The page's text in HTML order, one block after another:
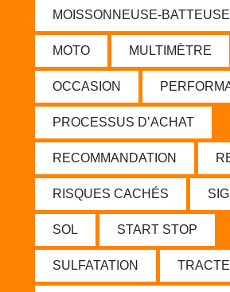
MOISSONNEUSE-BATTEUSE
MOTO MULTIMÈTRE
OCCASION
PROCESSUS D’ACHAT
RECOMMANDATION
RISQUES CACHÉS
SOL START STOP
SULFATATION